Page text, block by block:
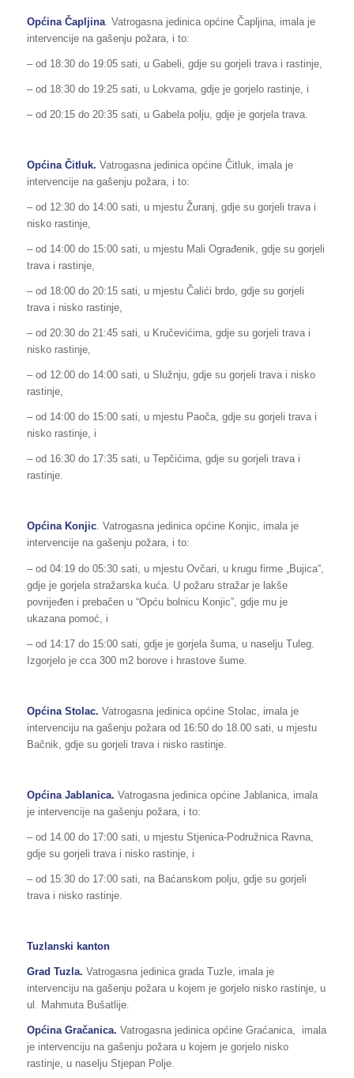
Općina Čapljina. Vatrogasna jedinica općine Čapljina, imala je
intervencije na gašenju požara, i to:
– od 18:30 do 19:05 sati, u Gabeli, gdje su gorjeli trava i rastinje,
– od 18:30 do 19:25 sati, u Lokvama, gdje je gorjelo rastinje, i
– od 20:15 do 20:35 sati, u Gabela polju, gdje je gorjela trava.
Općina Čitluk. Vatrogasna jedinica općine Čitluk, imala je
intervencije na gašenju požara, i to:
– od 12:30 do 14:00 sati, u mjestu Žuranj, gdje su gorjeli trava i
nisko rastinje,
– od 14:00 do 15:00 sati, u mjestu Mali Ograđenik, gdje su gorjeli
trava i rastinje,
– od 18:00 do 20:15 sati, u mjestu Čalići brdo, gdje su gorjeli
trava i nisko rastinje,
– od 20:30 do 21:45 sati, u Kručevićima, gdje su gorjeli trava i
nisko rastinje,
– od 12:00 do 14:00 sati, u Služnju, gdje su gorjeli trava i nisko
rastinje,
– od 14:00 do 15:00 sati, u mjestu Paoča, gdje su gorjeli trava i
nisko rastinje, i
– od 16:30 do 17:35 sati, u Tepčićima, gdje su gorjeli trava i
rastinje.
Općina Konjic. Vatrogasna jedinica općine Konjic, imala je
intervencije na gašenju požara, i to:
– od 04:19 do 05:30 sati, u mjestu Ovčari, u krugu firme „Bujica“,
gdje je gorjela stražarska kuća. U požaru stražar je lakše
povrijeđen i prebačen u “Opću bolnicu Konjic”, gdje mu je
ukazana pomoć, i
– od 14:17 do 15:00 sati, gdje je gorjela šuma, u naselju Tuleg.
Izgorjelo je cca 300 m2 borove i hrastove šume.
Općina Stolac. Vatrogasna jedinica općine Stolac, imala je
intervenciju na gašenju požara od 16:50 do 18.00 sati, u mjestu
Bačnik, gdje su gorjeli trava i nisko rastinje.
Općina Jablanica. Vatrogasna jedinica općine Jablanica, imala
je intervencije na gašenju požara, i to:
– od 14.00 do 17:00 sati, u mjestu Stjenica-Podružnica Ravna,
gdje su gorjeli trava i nisko rastinje, i
– od 15:30 do 17:00 sati, na Baćanskom polju, gdje su gorjeli
trava i nisko rastinje.
Tuzlanski kanton
Grad Tuzla. Vatrogasna jedinica grada Tuzle, imala je
intervenciju na gašenju požara u kojem je gorjelo nisko rastinje, u
ul. Mahmuta Bušatlije.
Općina Gračanica. Vatrogasna jedinica općine Graćanica, imala
je intervenciju na gašenju požara u kojem je gorjelo nisko
rastinje, u naselju Stjepan Polje.